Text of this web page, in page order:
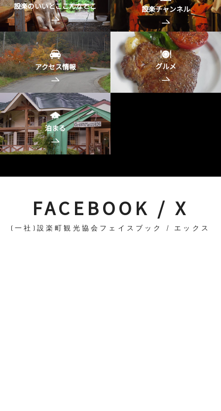
設楽のいいとここんなとこ 設楽チャンネル
アクセス情報 グルメ
泊まる
FACEBOOK / X
(一社)設楽町観光協会フェイスブック / エックス